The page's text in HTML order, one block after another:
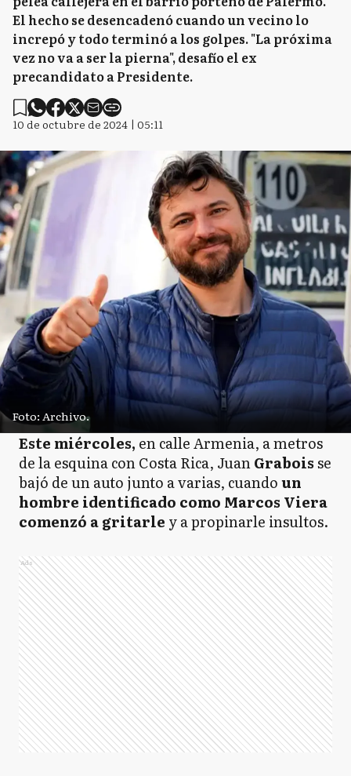
El hecho se desencadenó cuando un vecino lo
increpó y todo terminó a los golpes. "La próxima
vez no va a ser la pierna", desafío el ex
precandidato a Presidente.
10 de octubre de 2024 | 05:11
Foto: Archivo.
Este miércoles, en calle Armenia, a metros
de la esquina con Costa Rica, JuanGraboisse
bajó de un auto junto a varias, cuandoun
hombre identificado como Marcos Viera
comenzó a gritarle y a propinarle insultos.
Ads